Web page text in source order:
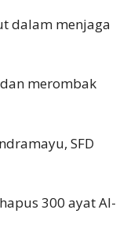
dalam menjaga
merombak
SFD
300 ayat Al-